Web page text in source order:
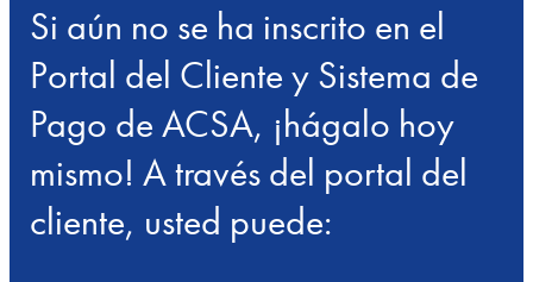
Si aún no se ha inscrito en el
Portal del Cliente y Sistema de
Pago de ACSA, ¡hágalo hoy
mismo! A través del portal del
cliente, usted puede: